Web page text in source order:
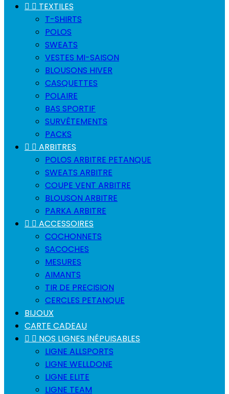
  TEXTILES
T-SHIRTS
POLOS
SWEATS
VESTES MI-SAISON
BLOUSONS HIVER
CASQUETTES
POLAIRE
BAS SPORTIF
SURVÊTEMENTS
PACKS
  ARBITRES
POLOS ARBITRE PETANQUE
SWEATS ARBITRE
COUPE VENT ARBITRE
BLOUSON ARBITRE
PARKA ARBITRE
  ACCESSOIRES
COCHONNETS
SACOCHES
MESURES
AIMANTS
TIR DE PRECISION
CERCLES PETANQUE
BIJOUX
CARTE CADEAU
  NOS LIGNES INÉPUISABLES
LIGNE ALLSPORTS
LIGNE WELLDONE
LIGNE ELITE
LIGNE TEAM